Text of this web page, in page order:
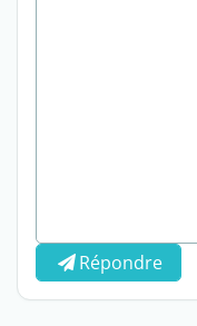
Répondre